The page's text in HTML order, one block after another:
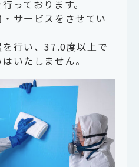
っております。
サービスをさせてい
を行い、37.0度以上で
いたしません。